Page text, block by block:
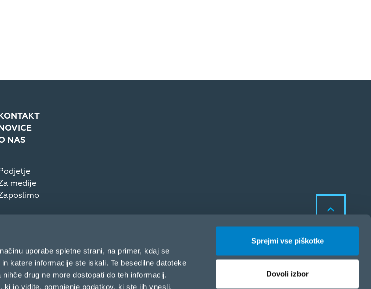
uporabe spletne strani, na primer, kdaj se
in katere informacije ste iskali. Te besedilne datoteke
drug ne more dostopati do teh informacij.
jo vidite, pomnjenje podatkov, ki ste jih vnesli,
Sprejmi vse piškotke
Dovoli izbor
NAS
medije